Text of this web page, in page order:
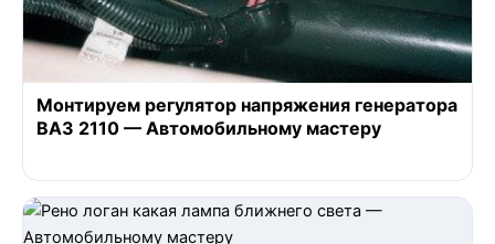
Монтируем регулятор напряжения генератора
ВАЗ 2110 — Автомобильному мастеру